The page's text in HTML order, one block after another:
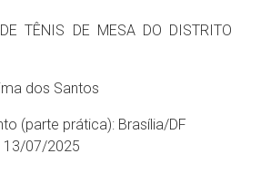
DE TÊNIS DE MESA DO DISTRITO
dos Santos
(parte prática): Brasília/DF
13/07/2025